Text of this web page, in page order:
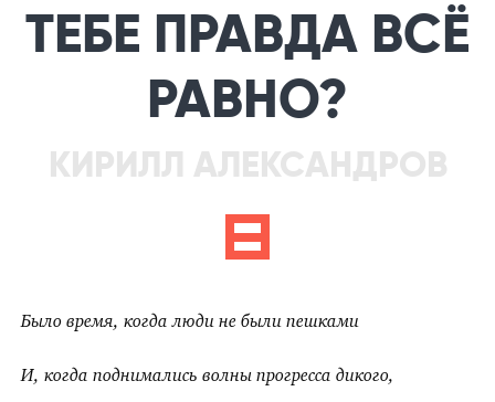
ТЕБЕ ПРАВДА ВСЁ
РАВНО?
КИРИЛЛ АЛЕКСАНДРОВ
f
Было время, когда люди не были пешками
И, когда поднимались волны прогресса дикого,